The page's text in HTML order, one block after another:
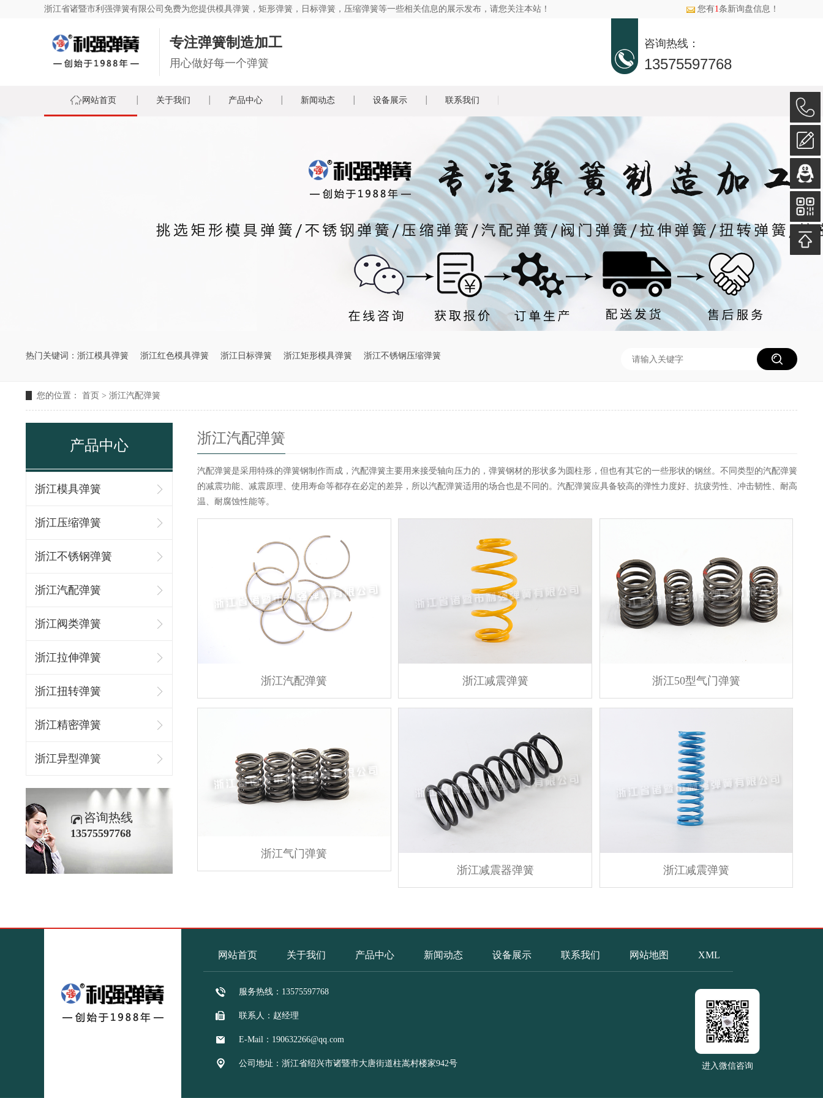
浙江省诸暨市利强弹簧有限公司免费为您提供模具弹簧 ，矩形弹簧，日标弹簧，压缩弹簧等一些相关信息的展示发布，请您关注本站！ 您有1条新询盘信息！
专注弹簧制造加工
用心做好每一个弹簧
咨询热线：
13575597768
网站首页 关于我们 产品中心 新闻动态 设备展示 联系我们
热门关键词： 浙江模具弹簧 浙江红色模具弹簧 浙江日标弹簧 浙江矩形模具弹簧 浙江不锈钢压缩弹簧
您的位置： 首页 > 浙江汽配弹簧
产品中心
浙江模具弹簧
浙江压缩弹簧
浙江不锈钢弹簧
浙江汽配弹簧
浙江阀类弹簧
浙江拉伸弹簧
浙江扭转弹簧
浙江精密弹簧
浙江异型弹簧
咨询热线
13575597768
浙江汽配弹簧
汽配弹簧是采用特殊的弹簧钢制作而成，汽配弹簧主要用来接受轴向压力的，弹簧钢材的形状多为圆柱形，但也有其它的一些形状的钢丝。不同类型的汽配弹簧
的减震功能、减震原理、使用寿命等都存在必定的差异，所以汽配弹簧适用的场合也是不同的。汽配弹簧应具备较高的弹性力度好、抗疲劳性、冲击韧性、耐高
温、耐腐蚀性能等。
浙江汽配弹簧 浙江减震弹簧 浙江50型气门弹簧
浙江气门弹簧
浙江减震器弹簧
浙江减震弹簧
网站首页 关于我们 产品中心 新闻动态 设备展示 联系我们 网站地图 XML
服务热线：13575597768
联系人：赵经理
E-Mail：190632266@qq.com
公司地址：浙江省绍兴市诸暨市大唐街道柱嵩村楼家942号 进入微信咨询